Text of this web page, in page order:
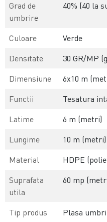
Grad de
umbrire
40% (40 la
Culoare
Verde
Densitate
30 GR/MP
Dimensiune
6x10 m
Functii
Tesatura
Latime
6 m (metri)
Lungime
10 m (metri)
Material
HDPE
Suprafata
utila
60 mp
Tip produs
Plasa